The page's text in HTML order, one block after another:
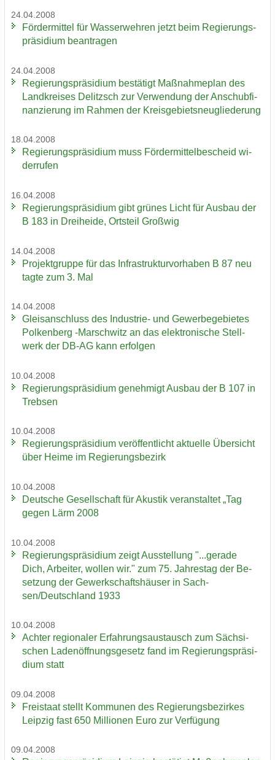
24.04.2008
För­der­mit­tel für Was­ser­weh­ren jetzt beim Re­gie­rungs­
prä­si­di­um be­an­tra­gen
24.04.2008
Re­gie­rungs­prä­si­di­um be­stä­tigt Maß­nah­me­plan des
Land­krei­ses De­litzsch zur Ver­wen­dung der An­schub­fi­
nan­zie­rung im Rah­men der Kreis­ge­biets­neu­glie­de­rung
18.04.2008
Re­gie­rungs­prä­si­di­um muss För­der­mit­tel­be­scheid wi­
der­ru­fen
16.04.2008
Re­gie­rungs­prä­si­di­um gibt grü­nes Licht für Aus­bau der
B 183 in Drei­hei­de, Orts­teil Groß­wig
14.04.2008
Pro­jekt­grup­pe für das In­fra­struk­tur­vor­ha­ben B 87 neu
tagte zum 3. Mal
14.04.2008
Gleis­an­schluss des Industrie-​ und Ge­wer­be­ge­bie­tes
Pol­ken­berg -​Marschwitz an das elek­tro­ni­sche Stell­
werk der DB-AG kann er­fol­gen
10.04.2008
Re­gie­rungs­prä­si­di­um ge­neh­migt Aus­bau der B 107 in
Treb­sen
10.04.2008
Re­gie­rungs­prä­si­di­um ver­öf­fent­licht ak­tu­el­le Über­sicht
über Heime im Re­gie­rungs­be­zirk
10.04.2008
Deut­sche Ge­sell­schaft für Akus­tik ver­an­stal­tet „Tag
gegen Lärm 2008
10.04.2008
Re­gie­rungs­prä­si­di­um zeigt Aus­stel­lung "...ge­ra­de
Dich, Ar­bei­ter, wol­len wir." zum 75. Jah­res­tag der Be­
set­zung der Ge­werk­schafts­häu­ser in Sach­
sen/Deutsch­land 1933
10.04.2008
Ach­ter re­gio­na­ler Er­fah­rungs­aus­tausch zum Säch­si­
schen La­den­öff­nungs­ge­setz fand im Re­gie­rungs­prä­si­
di­um statt
09.04.2008
Frei­staat stellt Kom­mu­nen des Re­gie­rungs­be­zir­kes
Leip­zig fast 650 Mil­lio­nen Euro zur Ver­fü­gung
09.04.2008